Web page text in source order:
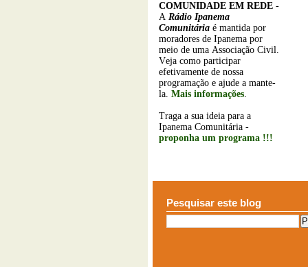
COMUNIDADE EM REDE -
A Rádio Ipanema
Comunitária é mantida por
moradores de Ipanema por
meio de uma Associação Civil.
Veja como participar
efetivamente de nossa
programação e ajude a mante-
la. Mais informações.
Traga a sua ideia para a
Ipanema Comunitária -
proponha um programa !!!
Pesquisar este blog